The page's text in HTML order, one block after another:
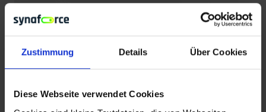
Zustimmung Details Über Cookies
Diese Webseite verwendet Cookies
PARTNER